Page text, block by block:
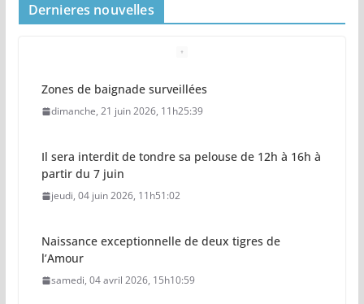
Dernieres nouvelles
Zones de baignade surveillées
dimanche, 21 juin 2026, 11h25:39
Il sera interdit de tondre sa pelouse de 12h à 16h à
partir du 7 juin
jeudi, 04 juin 2026, 11h51:02
Naissance exceptionnelle de deux tigres de
l’Amour
samedi, 04 avril 2026, 15h10:59